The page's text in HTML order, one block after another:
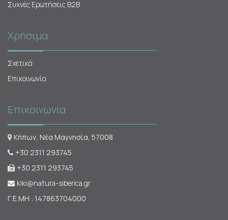
Συχνές Ερωτήσεις Β2Β
Χρήσιμα
Σχετικά
Επικοινωνία
Επικοινωνία
Κήπων, Νέα Μαγνησία, 57008
+30 2311 293745
+30 2311 293745
kiki@natura-siberica.gr
Γ.Ε.ΜΗ : 147863704000